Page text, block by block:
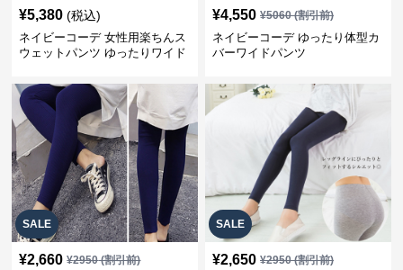
¥5,380 (税込)
ネイビーコーデ 女性用楽ちんス
ウェットパンツ ゆったりワイド
¥4,550 ¥5060(割引前)
ネイビーコーデ ゆったり体型カ
バーワイドパンツ
SALE
¥2,660 ¥2950(割引前)
SALE
¥2,650 ¥2950(割引前)